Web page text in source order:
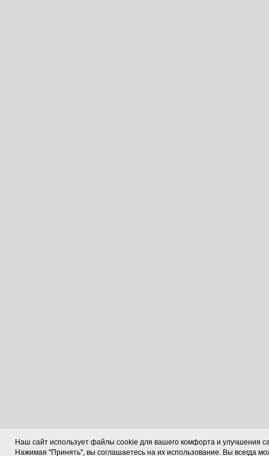
Наш сайт использует файлы cookie для вашего комфорта и улучшения
Нажимая "Принять", вы соглашаетесь на их использование. Вы всегда